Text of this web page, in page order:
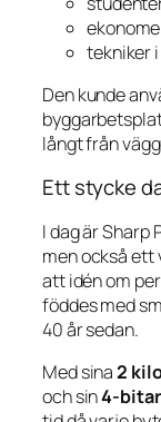
tekniker
Den kunde
långt från
Ett stycke
I dag är Sharp
men också ett
att idén om
föddes med
40 år sedan.
Med sina2
och sin4-